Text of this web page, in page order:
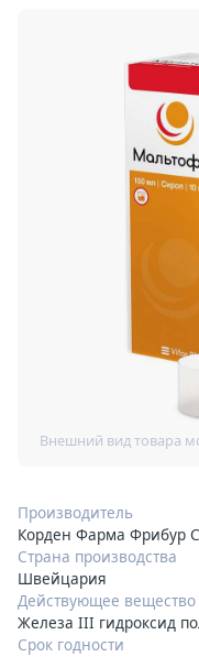
Производитель
Корден Фарма Фрибур
Страна производства
Швейцария
Действующее вещество
Железа III гидроксид
Срок годности